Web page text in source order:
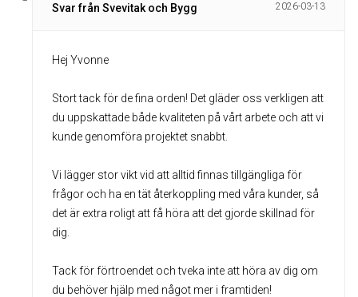
Svar från Svevitak och Bygg 2026-03-13
Hej Yvonne
Stort tack för de fina orden! Det gläder oss verkligen att
du uppskattade både kvaliteten på vårt arbete och att vi
kunde genomföra projektet snabbt.
Vi lägger stor vikt vid att alltid finnas tillgängliga för
frågor och ha en tät återkoppling med våra kunder, så
det är extra roligt att få höra att det gjorde skillnad för
dig.
Tack för förtroendet och tveka inte att höra av dig om
du behöver hjälp med något mer i framtiden!